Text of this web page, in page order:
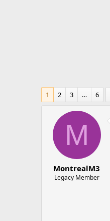
1 2 3 … 6
M
MontrealM3
Legacy Member